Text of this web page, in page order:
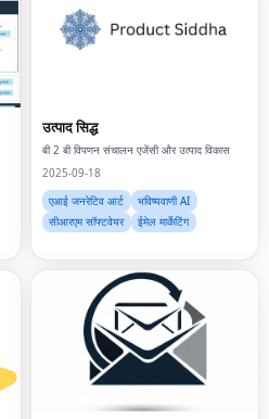
उत्पाद सिद्ध
बी 2 बी विपणन संचालन एजेंसी और उत्पाद विकास
2025-09-18
एआई जनरेटिव आर्ट
भविष्यवाणी AI
सीआरएम सॉफ्टवेयर
ईमेल मार्केटिंग